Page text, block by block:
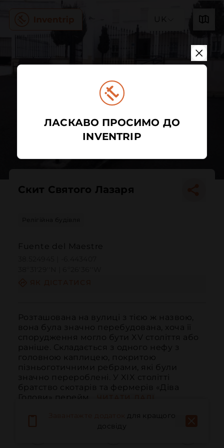
UK
Скит Святого Лазаря
Релігійна будівля
Fuente del Maestre
Розташована на вулиці з тією ж назвою,
вона була значно перебудована, хоча її
спорудження могло бути XV століття або
раніше. Складається з одного нефу з
головною каплицею, покритою
пізньоготичними ребрами, які були
значно перероблені. У XIX столітті
братство скотарів та фермерів «Діва
Голови» перейм...
для кращого
досвіду
ЛАСКАВО ПРОСИМО ДО
INVENTRIP